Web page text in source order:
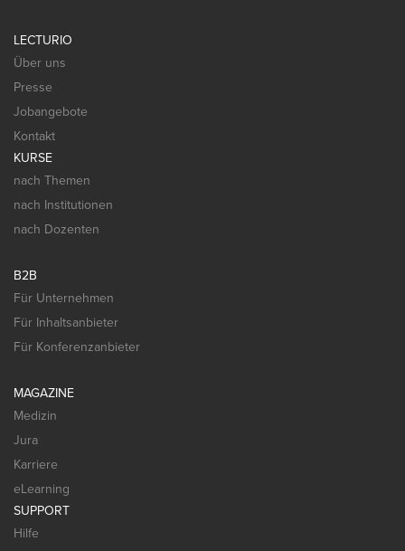
LECTURIO
Über uns
Presse
Jobangebote
Kontakt
KURSE
nach Themen
nach Institutionen
nach Dozenten
B2B
Für Unternehmen
Für Inhaltsanbieter
Für Konferenzanbieter
MAGAZINE
Medizin
Jura
Karriere
eLearning
SUPPORT
Hilfe